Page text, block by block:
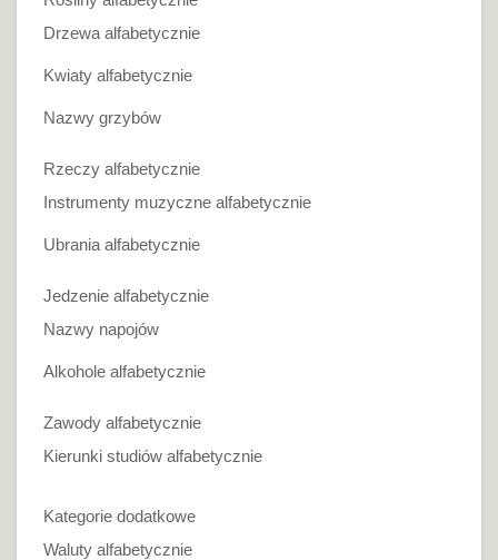
Drzewa alfabetycznie
Kwiaty alfabetycznie
Nazwy grzybów
Rzeczy alfabetycznie
Instrumenty muzyczne alfabetycznie
Ubrania alfabetycznie
Jedzenie alfabetycznie
Nazwy napojów
Alkohole alfabetycznie
Zawody alfabetycznie
Kierunki studiów alfabetycznie
Kategorie dodatkowe
Waluty alfabetycznie